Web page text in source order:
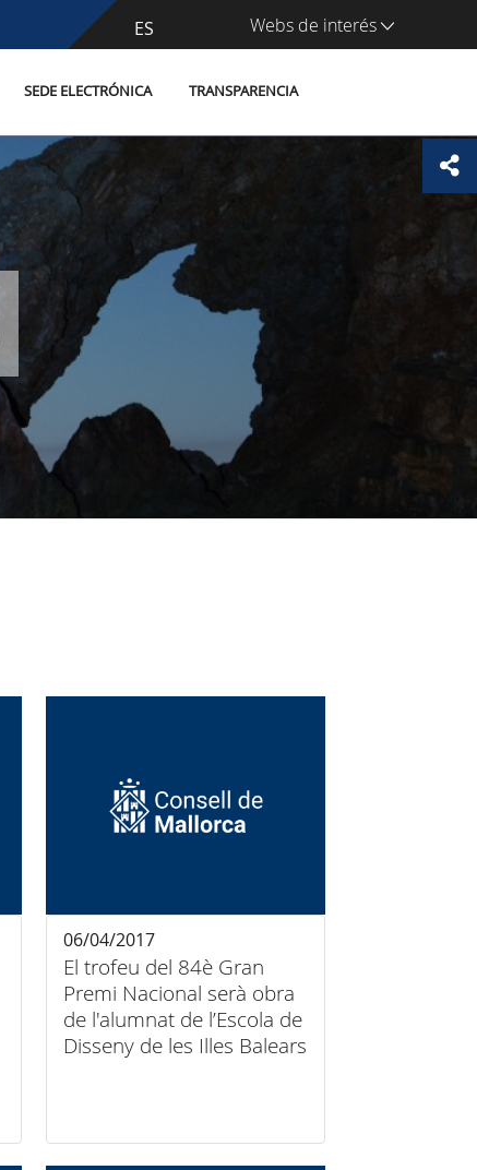
ES
CA Webs de interés
SEDE ELECTRÓNICA TRANSPARENCIA
El trofeu del 84è Gran
Premi Nacional serà obra
de l'alumnat de l’Escola de
Disseny de les Illes Balears
06/04/2017